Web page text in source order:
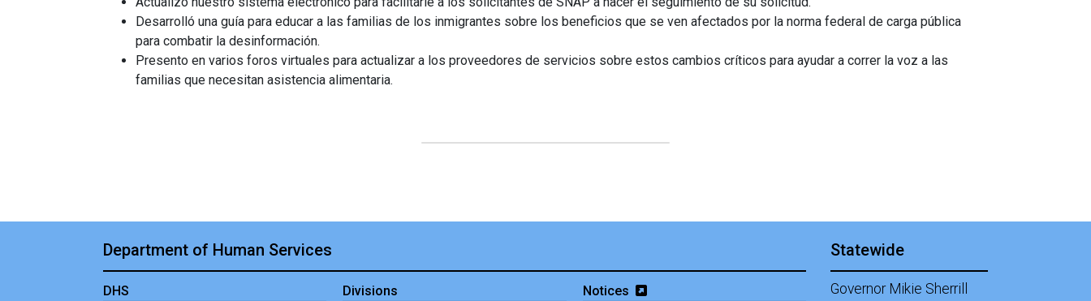
Desarrolló una guía para educar a las familias de los inmigrantes sobre los beneficios que se ven afectados por la norma federal de carga pública
para combatir la desinformación.
Presento en varios foros virtuales para actualizar a los proveedores de servicios sobre estos cambios críticos para ayudar a correr la voz a las
familias que necesitan asistencia alimentaria.
Department of Human Services
DHS Divisions Notices
Statewide
Governor Mikie Sherrill